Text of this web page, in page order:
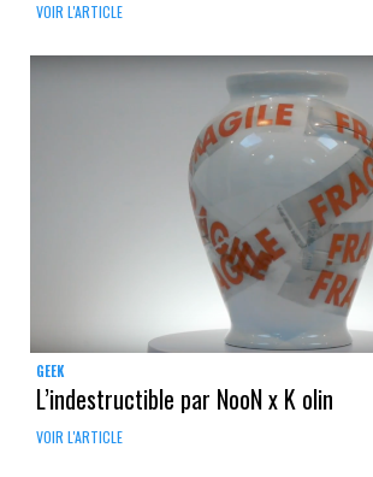
VOIR L'ARTICLE
GEEK
L’indestructible par NooN x K olin
VOIR L'ARTICLE